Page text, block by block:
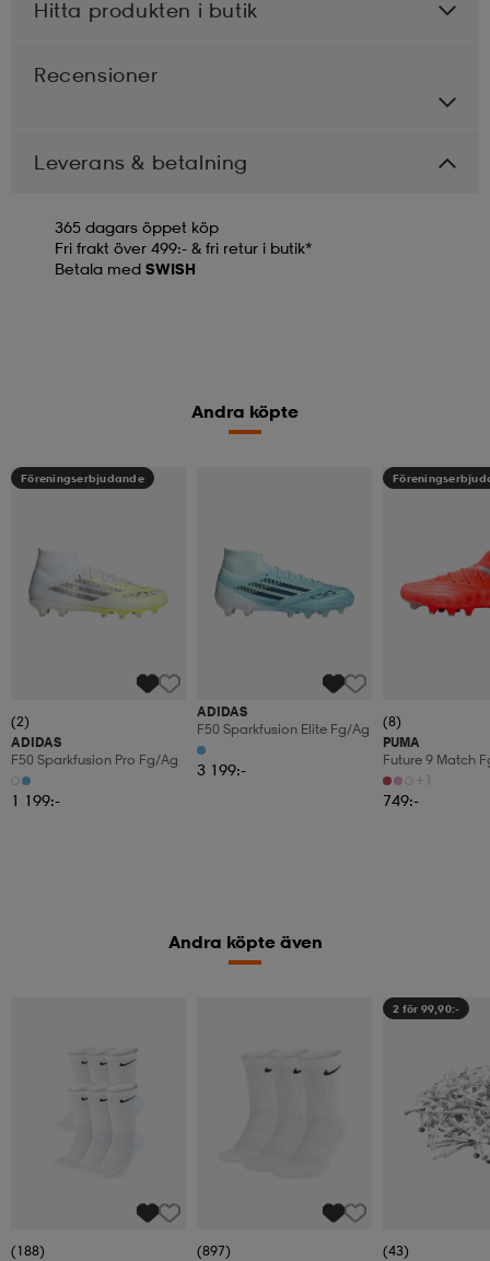
Hitta produkten i butik
Recensioner
Leverans & betalning
365 dagars öppet köp
Fri frakt över 499:- & fri retur i butik*
Betala med SWISH
Andra köpte
Föreningserbjudande
(2)
ADIDAS
F50 Sparkfusion Pro Fg/ag
1 199:-
ADIDAS
F50 Sparkfusion Elite Fg/ag
3 199:-
(8)
PUMA
Future 9 Match
+1
749:-
Andra köpte även
(188)
(897)
2 för 99,90:-
(43)